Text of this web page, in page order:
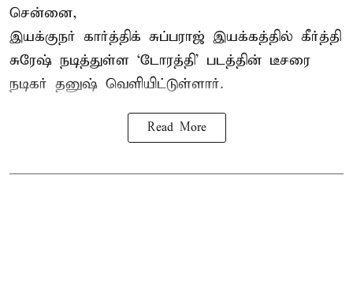
சென்னை,
இயக்குநர் கார்த்திக் சுப்பராஜ் இயக்கத்தில் கீர்த்தி
சுரேஷ் நடித்துள்ள `டோரத்தி' படத்தின் டீசரை
நடிகர் தனுஷ் வெளியிட்டுள்ளார்.
Read More